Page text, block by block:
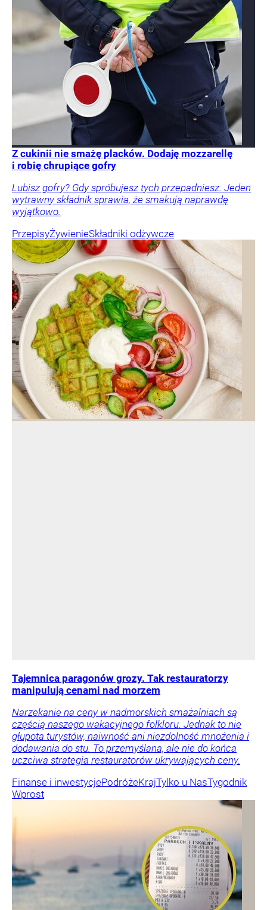
Z cukinii nie smażę placków. Dodaję mozzarellę
i robię chrupiące gofry
Lubisz gofry? Gdy spróbujesz tych przepadniesz. Jeden
wytrawny składnik sprawia, że smakują naprawdę
wyjątkowo.
PrzepisyŻywienieSkładniki odżywcze
Tajemnica paragonów grozy. Tak restauratorzy
manipulują cenami nad morzem
Narzekanie na ceny w nadmorskich smażalniach są
częścią naszego wakacyjnego folkloru. Jednak to nie
głupota turystów, naiwność ani niezdolność mnożenia i
dodawania do stu. To przemyślana, ale nie do końca
uczciwa strategia restauratorów ukrywających ceny.
Finanse i inwestycjePodróżeKrajTylko u NasTygodnik
Wprost